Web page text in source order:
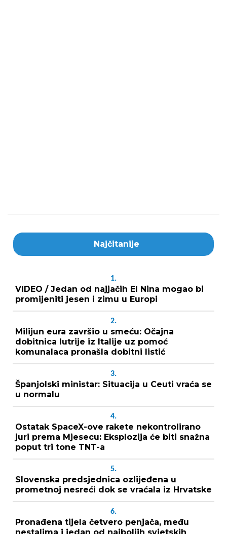
Najčitanije
1.
VIDEO / Jedan od najjačih El Nina mogao bi
promijeniti jesen i zimu u Europi
2.
Milijun eura završio u smeću: Očajna
dobitnica lutrije iz Italije uz pomoć
komunalaca pronašla dobitni listić
3.
Španjolski ministar: Situacija u Ceuti vraća se
u normalu
4.
Ostatak SpaceX-ove rakete nekontrolirano
juri prema Mjesecu: Eksplozija će biti snažna
poput tri tone TNT-a
5.
Slovenska predsjednica ozlijeđena u
prometnoj nesreći dok se vraćala iz Hrvatske
6.
Pronađena tijela četvero penjača, među